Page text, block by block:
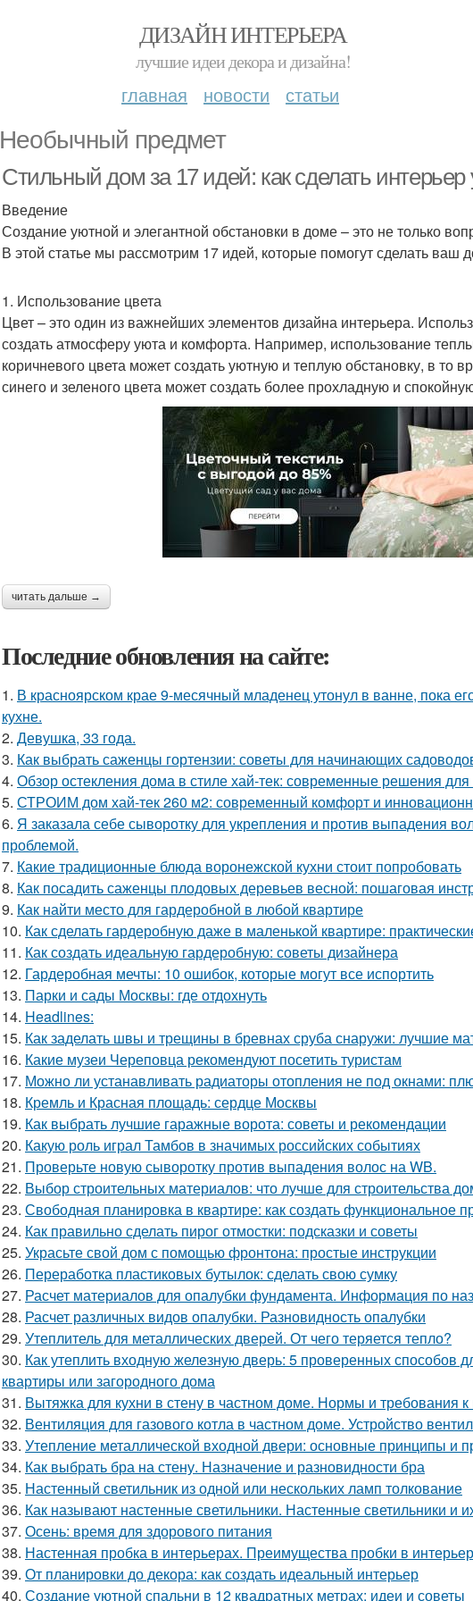
ДИЗАЙН ИНТЕРЬЕРА
лучшие идеи декора и дизайна!
главная новости статьи
Необычный предмет
Стильный дом за 17 идей: как сделать
Введение
Создание уютной и элегантной обстановки в доме – это не только
В этой статье мы рассмотрим 17 идей, которые помогут сделать
1. Использование цвета
Цвет – это один из важнейших элементов дизайна интерьера.
создать атмосферу уюта и комфорта. Например, использование
коричневого цвета может создать уютную и теплую обстановку, в то
синего и зеленого цвета может создать более прохладную и
читать дальше →
Последние обновления на сайте:
1. В красноярском крае 9-месячный младенец утонул в ванне, пока
кухне.
2. Девушка, 33 года.
3. Как выбрать саженцы гортензии: советы для начинающих
4. Обзор остекления дома в стиле хай-тек: современные решения
5. СТРОИМ дом хай-тек 260 м2: современный комфорт и
6. Я заказала себе сыворотку для укрепления и против выпадения
проблемой.
7. Какие традиционные блюда воронежской кухни стоит попробовать
8. Как посадить саженцы плодовых деревьев весной: пошаговая
9. Как найти место для гардеробной в любой квартире
10. Как сделать гардеробную даже в маленькой квартире:
11. Как создать идеальную гардеробную: советы дизайнера
12. Гардеробная мечты: 10 ошибок, которые могут все испортить
13. Парки и сады Москвы: где отдохнуть
14. Headlines:
15. Как заделать швы и трещины в бревнах сруба снаружи: лучшие
16. Какие музеи Череповца рекомендуют посетить туристам
17. Можно ли устанавливать радиаторы отопления не под окнами:
18. Кремль и Красная площадь: сердце Москвы
19. Как выбрать лучшие гаражные ворота: советы и рекомендации
20. Какую роль играл Тамбов в значимых российских событиях
21. Проверьте новую сыворотку против выпадения волос на WB.
22. Выбор строительных материалов: что лучше для строительства
23. Свободная планировка в квартире: как создать функциональное
24. Как правильно сделать пирог отмостки: подсказки и советы
25. Украсьте свой дом с помощью фронтона: простые инструкции
26. Переработка пластиковых бутылок: сделать свою сумку
27. Расчет материалов для опалубки фундамента. Информация по
28. Расчет различных видов опалубки. Разновидность опалубки
29. Утеплитель для металлических дверей. От чего теряется тепло?
30. Как утеплить входную железную дверь: 5 проверенных способов
квартиры или загородного дома
31. Вытяжка для кухни в стену в частном доме. Нормы и требования
32. Вентиляция для газового котла в частном доме. Устройство
33. Утепление металлической входной двери: основные принципы и
34. Как выбрать бра на стену. Назначение и разновидности бра
35. Настенный светильник из одной или нескольких ламп толкование
36. Как называют настенные светильники. Настенные светильники и
37. Осень: время для здорового питания
38. Настенная пробка в интерьерах. Преимущества пробки в
39. От планировки до декора: как создать идеальный интерьер
40. Создание уютной спальни в 12 квадратных метрах: идеи и советы